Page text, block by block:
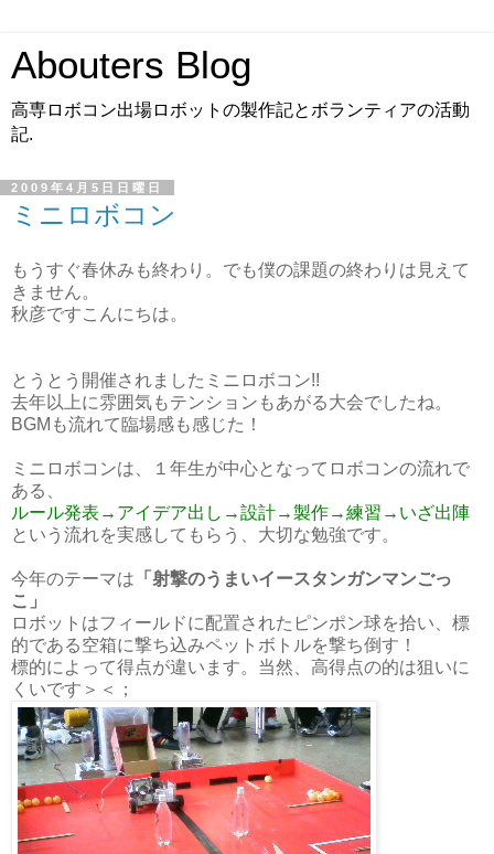
Abouters Blog
高専ロボコン出場ロボットの製作記とボランティアの活動
記.
2009年4月5日日曜日
ミニロボコン
もうすぐ春休みも終わり。でも僕の課題の終わりは見えて
きません。
秋彦ですこんにちは。
とうとう開催されましたミニロボコン!!
去年以上に雰囲気もテンションもあがる大会でしたね。
BGMも流れて臨場感も感じた！
ミニロボコンは、１年生が中心となってロボコンの流れで
ある、
ルール発表→アイデア出し→設計→製作→練習→いざ出陣
という流れを実感してもらう、大切な勉強です。
今年のテーマは 「射撃のうまいイースタンガンマンごっ
こ」
ロボットはフィールドに配置されたピンポン球を拾い、標
的である空箱に撃ち込みペットボトルを撃ち倒す！
標的によって得点が違います。当然、高得点の的は狙いに
くいです＞＜；